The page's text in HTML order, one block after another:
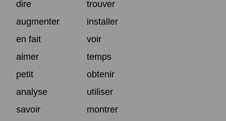
dire
trouver
augmenter
installer
en fait
voir
aimer
temps
petit
obtenir
analyse
utiliser
savoir
montrer